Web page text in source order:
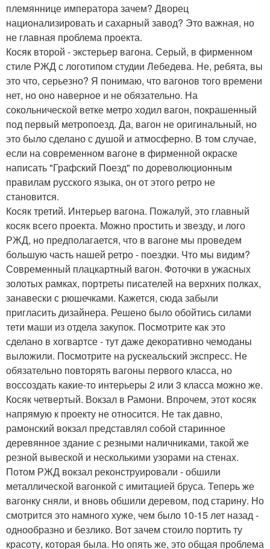
племяннице императора зачем? Дворец
национализировать и сахарный завод? Это важная, но
не главная проблема проекта.
Косяк второй - экстерьер вагона. Серый, в фирменном
стиле РЖД с логотипом студии Лебедева. Не, ребята, вы
это что, серьезно? Я понимаю, что вагонов того времени
нет, но оно наверное и не обязательно. На
сокольнической ветке метро ходил вагон, покрашенный
под первый метропоезд. Да, вагон не оригинальный, но
это было сделано с душой и атмосферно. В том случае,
если на современном вагоне в фирменной окраске
написать "Графский Поезд" по дореволюционным
правилам русского языка, он от этого ретро не
становится.
Косяк третий. Интерьер вагона. Пожалуй, это главный
косяк всего проекта. Можно простить и звезду, и лого
РЖД, но предполагается, что в вагоне мы проведем
большую часть нашей ретро - поездки. Что мы видим?
Современный плацкартный вагон. Фоточки в ужасных
золотых рамках, портреты писателей на верхних полках,
занавески с рюшечками. Кажется, сюда забыли
пригласить дизайнера. Решено было обойтись силами
тети маши из отдела закупок. Посмотрите как это
сделано в хогвартсе - тут даже декоративно чемоданы
выложили. Посмотрите на рускеальский экспресс. Не
обязательно повторять вагоны первого класса, но
воссоздать какие-то интерьеры 2 или 3 класса можно же.
Косяк четвертый. Вокзал в Рамони. Впрочем, этот косяк
напрямую к проекту не относится. Не так давно,
рамонский вокзал представлял собой старинное
деревянное здание с резными наличниками, такой же
резной вывеской и несколькими узорами на стенах.
Потом РЖД вокзал реконструировали - обшили
металлической вагонкой с имитацией бруса. Теперь же
вагонку сняли, и вновь обшили деревом, под старину. Но
смотрится это намного хуже, чем было 10-15 лет назад -
однообразно и безлико. Вот зачем стоило портить ту
красоту, которая была. Но опять же, это общая проблема